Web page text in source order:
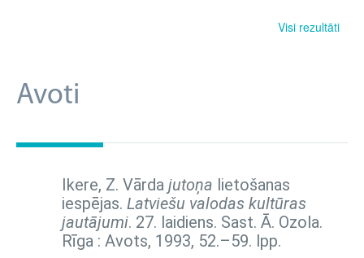
Visi rezultāti
Avoti
Ikere, Z. Vārda jutoņa lietošanas
iespējas. Latviešu valodas kultūras
jautājumi. 27. laidiens. Sast. Ā. Ozola.
Rīga : Avots, 1993, 52.–59. lpp.